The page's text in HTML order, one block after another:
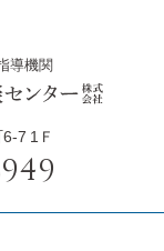
導機関
7 1Ｆ